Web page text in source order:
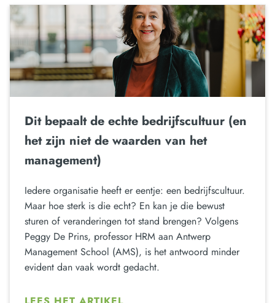
Dit bepaalt de echte bedrijfscultuur (en
het zijn niet de waarden van het
management)
Iedere organisatie heeft er eentje: een bedrijfscultuur.
Maar hoe sterk is die echt? En kan je die bewust
sturen of veranderingen tot stand brengen? Volgens
Peggy De Prins, professor HRM aan Antwerp
Management School (AMS), is het antwoord minder
evident dan vaak wordt gedacht.